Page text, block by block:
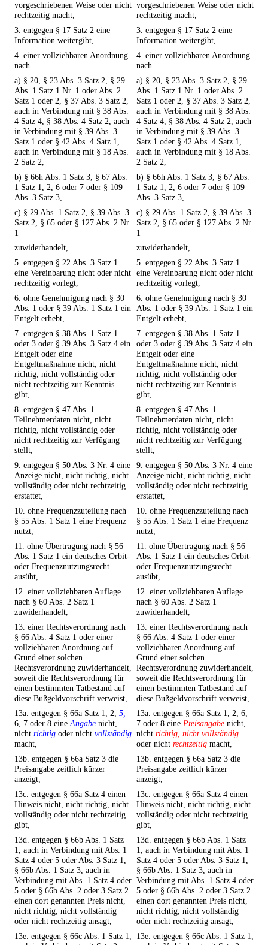
vorgeschriebenen Weise oder nicht
rechtzeitig macht,
vorgeschriebenen Weise oder nicht
rechtzeitig macht,
3. entgegen § 17 Satz 2 eine
Information weitergibt,
3. entgegen § 17 Satz 2 eine
Information weitergibt,
4. einer vollziehbaren Anordnung
nach
4. einer vollziehbaren Anordnung
nach
a) § 20, § 23 Abs. 3 Satz 2, § 29
Abs. 1 Satz 1 Nr. 1 oder Abs. 2
Satz 1 oder 2, § 37 Abs. 3 Satz 2,
auch in Verbindung mit § 38 Abs.
4 Satz 4, § 38 Abs. 4 Satz 2, auch
in Verbindung mit § 39 Abs. 3
Satz 1 oder § 42 Abs. 4 Satz 1,
auch in Verbindung mit § 18 Abs.
2 Satz 2,
a) § 20, § 23 Abs. 3 Satz 2, § 29
Abs. 1 Satz 1 Nr. 1 oder Abs. 2
Satz 1 oder 2, § 37 Abs. 3 Satz 2,
auch in Verbindung mit § 38 Abs.
4 Satz 4, § 38 Abs. 4 Satz 2, auch
in Verbindung mit § 39 Abs. 3
Satz 1 oder § 42 Abs. 4 Satz 1,
auch in Verbindung mit § 18 Abs.
2 Satz 2,
b) § 66h Abs. 1 Satz 3, § 67 Abs.
1 Satz 1, 2, 6 oder 7 oder § 109
Abs. 3 Satz 3,
b) § 66h Abs. 1 Satz 3, § 67 Abs.
1 Satz 1, 2, 6 oder 7 oder § 109
Abs. 3 Satz 3,
c) § 29 Abs. 1 Satz 2, § 39 Abs. 3
Satz 2, § 65 oder § 127 Abs. 2 Nr.
1
c) § 29 Abs. 1 Satz 2, § 39 Abs. 3
Satz 2, § 65 oder § 127 Abs. 2 Nr.
1
zuwiderhandelt,
zuwiderhandelt,
5. entgegen § 22 Abs. 3 Satz 1
eine Vereinbarung nicht oder nicht
rechtzeitig vorlegt,
5. entgegen § 22 Abs. 3 Satz 1
eine Vereinbarung nicht oder nicht
rechtzeitig vorlegt,
6. ohne Genehmigung nach § 30
Abs. 1 oder § 39 Abs. 1 Satz 1 ein
Entgelt erhebt,
6. ohne Genehmigung nach § 30
Abs. 1 oder § 39 Abs. 1 Satz 1 ein
Entgelt erhebt,
7. entgegen § 38 Abs. 1 Satz 1
oder 3 oder § 39 Abs. 3 Satz 4 ein
Entgelt oder eine
Entgeltmaßnahme nicht, nicht
richtig, nicht vollständig oder
nicht rechtzeitig zur Kenntnis
gibt,
7. entgegen § 38 Abs. 1 Satz 1
oder 3 oder § 39 Abs. 3 Satz 4 ein
Entgelt oder eine
Entgeltmaßnahme nicht, nicht
richtig, nicht vollständig oder
nicht rechtzeitig zur Kenntnis
gibt,
8. entgegen § 47 Abs. 1
Teilnehmerdaten nicht, nicht
richtig, nicht vollständig oder
nicht rechtzeitig zur Verfügung
stellt,
8. entgegen § 47 Abs. 1
Teilnehmerdaten nicht, nicht
richtig, nicht vollständig oder
nicht rechtzeitig zur Verfügung
stellt,
9. entgegen § 50 Abs. 3 Nr. 4 eine
Anzeige nicht, nicht richtig, nicht
vollständig oder nicht rechtzeitig
erstattet,
9. entgegen § 50 Abs. 3 Nr. 4 eine
Anzeige nicht, nicht richtig, nicht
vollständig oder nicht rechtzeitig
erstattet,
10. ohne Frequenzzuteilung nach
§ 55 Abs. 1 Satz 1 eine Frequenz
nutzt,
10. ohne Frequenzzuteilung nach
§ 55 Abs. 1 Satz 1 eine Frequenz
nutzt,
11. ohne Übertragung nach § 56
Abs. 1 Satz 1 ein deutsches Orbit-
oder Frequenznutzungsrecht
ausübt,
11. ohne Übertragung nach § 56
Abs. 1 Satz 1 ein deutsches Orbit-
oder Frequenznutzungsrecht
ausübt,
12. einer vollziehbaren Auflage
nach § 60 Abs. 2 Satz 1
zuwiderhandelt,
12. einer vollziehbaren Auflage
nach § 60 Abs. 2 Satz 1
zuwiderhandelt,
13. einer Rechtsverordnung nach
§ 66 Abs. 4 Satz 1 oder einer
vollziehbaren Anordnung auf
Grund einer solchen
Rechtsverordnung zuwiderhandelt,
soweit die Rechtsverordnung für
einen bestimmten Tatbestand auf
diese Bußgeldvorschrift verweist,
13. einer Rechtsverordnung nach
§ 66 Abs. 4 Satz 1 oder einer
vollziehbaren Anordnung auf
Grund einer solchen
Rechtsverordnung zuwiderhandelt,
soweit die Rechtsverordnung für
einen bestimmten Tatbestand auf
diese Bußgeldvorschrift verweist,
13a. entgegen § 66a Satz 1, 2, 5,
6, 7 oder 8 eineAngabe nicht,
nicht richtig oder nicht vollständig
macht,
13a. entgegen § 66a Satz 1, 2, 6,
7 oder 8 eine Preisangabe nicht,
nicht richtig, nicht vollständig
oder nicht rechtzeitig macht,
13b. entgegen § 66a Satz 3 die
Preisangabe zeitlich kürzer
anzeigt,
13b. entgegen § 66a Satz 3 die
Preisangabe zeitlich kürzer
anzeigt,
13c. entgegen § 66a Satz 4 einen
Hinweis nicht, nicht richtig, nicht
vollständig oder nicht rechtzeitig
gibt,
13c. entgegen § 66a Satz 4 einen
Hinweis nicht, nicht richtig, nicht
vollständig oder nicht rechtzeitig
gibt,
13d. entgegen § 66b Abs. 1 Satz
1, auch in Verbindung mit Abs. 1
Satz 4 oder 5 oder Abs. 3 Satz 1,
§ 66b Abs. 1 Satz 3, auch in
Verbindung mit Abs. 1 Satz 4 oder
5 oder § 66b Abs. 2 oder 3 Satz 2
einen dort genannten Preis nicht,
nicht richtig, nicht vollständig
oder nicht rechtzeitig ansagt,
13d. entgegen § 66b Abs. 1 Satz
1, auch in Verbindung mit Abs. 1
Satz 4 oder 5 oder Abs. 3 Satz 1,
§ 66b Abs. 1 Satz 3, auch in
Verbindung mit Abs. 1 Satz 4 oder
5 oder § 66b Abs. 2 oder 3 Satz 2
einen dort genannten Preis nicht,
nicht richtig, nicht vollständig
oder nicht rechtzeitig ansagt,
13e. entgegen § 66c Abs. 1 Satz 1,
13e. entgegen § 66c Abs. 1 Satz 1,